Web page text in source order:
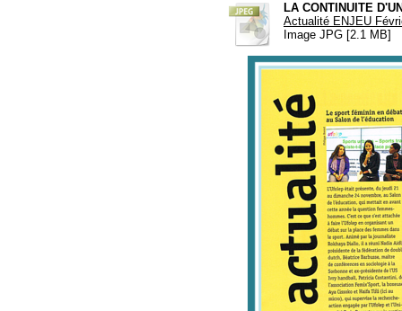
LA CONTINUITE
Actualité ENJEU
Image JPG [2.1 MB]